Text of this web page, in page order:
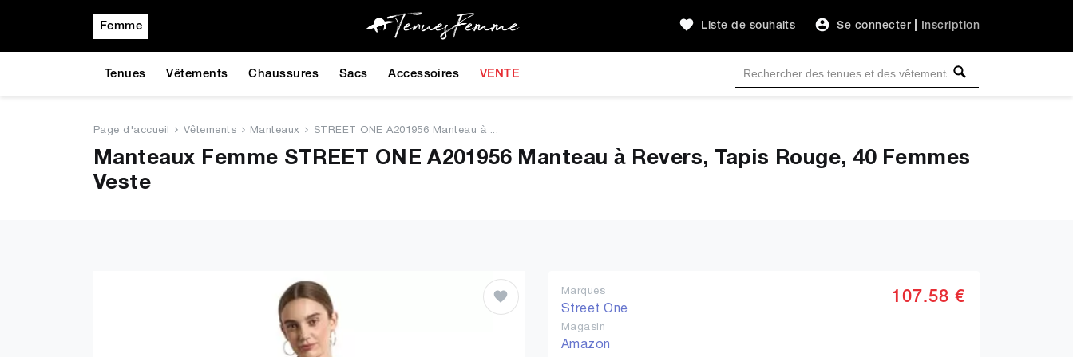
Femme Liste de souhaits Se connecter Inscription
Tenues Vêtements Chaussures Sacs Accessoires VENTE
Page d'accueil Vêtements Manteaux STREET ONE A201956 Manteau à ...
Manteaux Femme STREET ONE A201956 Manteau à Revers, Tapis Rouge, 40 Femmes
Veste
Marques
Street One
Magasin
Amazon
107.58 €